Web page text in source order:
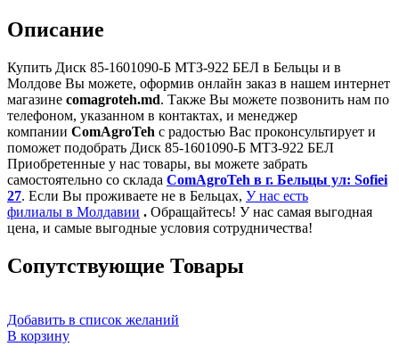
1601090-
Б
БЕЛ
Описание
Купить Диск 85-1601090-Б МТЗ-922 БЕЛ в Бельцы и в
Молдове Вы можете, оформив онлайн заказ в нашем интернет
магазине comagroteh.md. Также Вы можете позвонить нам по
телефоном, указанном в контактах, и менеджер
компании ComAgroTeh с радостью Вас проконсультирует и
поможет подобрать Диск 85-1601090-Б МТЗ-922 БЕЛ
Приобретенные у нас товары, вы можете забрать
самостоятельно со склада ComAgroTeh в г. Бельцы ул: Sofiei
27. Если Вы проживаете не в Бельцах, У нас есть
филиалы в Молдавии . Обращайтесь! У нас самая выгодная
цена, и самые выгодные условия сотрудничества!
Сопутствующие Товары
Добавить в список желаний
В корзину